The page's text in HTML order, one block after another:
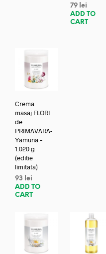
79 lei
ADD TO
CART
Crema
masaj FLORI
de
PRIMAVARA-
Yamuna –
1.020 g
(editie
limitata)
93
lei
ADD TO
CART